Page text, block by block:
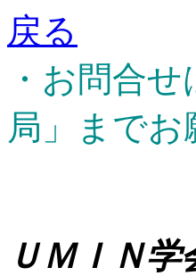
戻る
・お問合せ
局」まで
ＵＭＩＮ学